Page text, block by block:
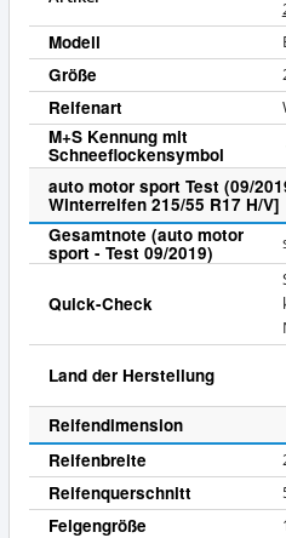
Modell
Größe
Reifenart
M+S Kennung mit
Schneeflockensymbol
auto motor sport Test (09/
Winterreifen 215/55 R17 H/V]
Gesamtnote (auto motor
sport - Test 09/2019)
Quick-Check
Land der Herstellung
Reifendimension
Reifenbreite
Reifenquerschnitt
Felgengröße